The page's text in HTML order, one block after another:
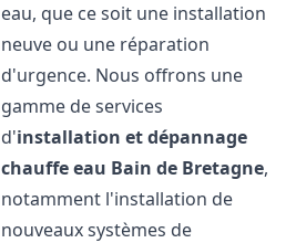
eau, que ce soit une installation
neuve ou une réparation
d'urgence. Nous offrons une
gamme de services
d'installation et dépannage
chauffe eau Bain de Bretagne,
notamment l'installation de
nouveaux systèmes de